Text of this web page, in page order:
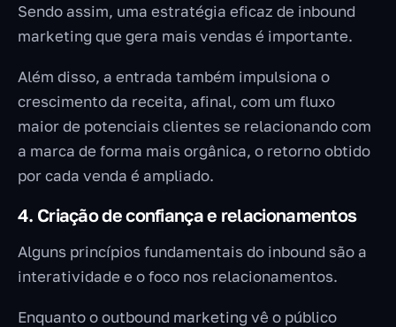
Sendo assim, uma estratégia eficaz de inbound
marketing que gera mais vendas é importante.
Além disso, a entrada também impulsiona o
crescimento da receita, afinal, com um fluxo
maior de potenciais clientes se relacionando com
a marca de forma mais orgânica, o retorno obtido
por cada venda é ampliado.
4. Criação de confiança e relacionamentos
Alguns princípios fundamentais do inbound são a
interatividade e o foco nos relacionamentos.
Enquanto o outbound marketing vê o público